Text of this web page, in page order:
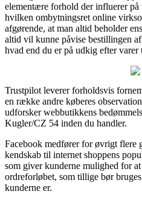
elementære forhold der influerer på
hvilken ombytningsret online
afgørende, at man altid beholder
altid vil kunne påvise bestillingen
hvad end du er på udkig efter varer
Trustpilot leverer forholdsvis
en række andre køberes
udforsker webbutikkens
Kugler/CZ 54 inden du handler.
Facebook medfører for øvrigt flere
kendskab til internet shoppens
som giver kunderne mulighed for
ordreforløbet, som tillige bør
kunderne er.